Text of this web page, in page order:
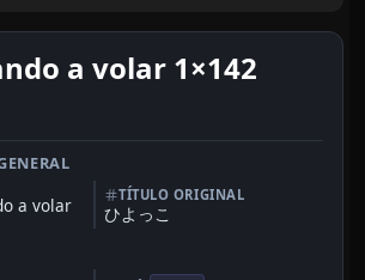
a volar 1×142
a volar TÍTULO ORIGINAL
ひよっこ